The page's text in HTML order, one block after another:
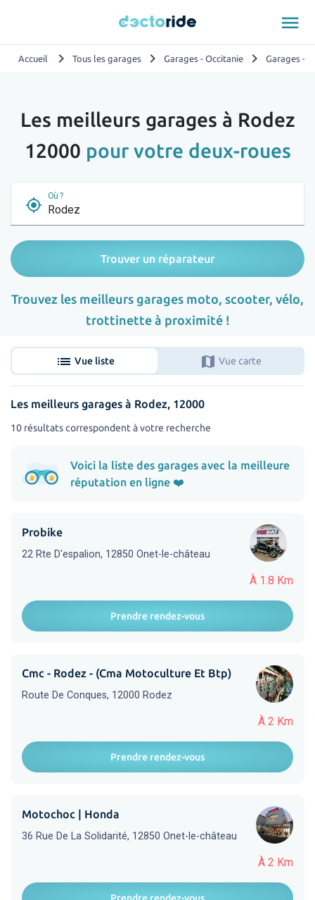
menu
Accueil chevron_right Tous les garages chevron_right Garages - Occitanie chevron_right Garages -
Les meilleurs garages à Rodez
12000 pour votre deux-roues
my_location
Où ?
Trouver un réparateur
Trouvez les meilleurs garages moto, scooter, vélo,
trottinette à proximité !
list Vue liste map Vue carte
Les meilleurs garages à Rodez, 12000
10 résultats correspondent à votre recherche
Voici la liste des garages avec la meilleure
réputation en ligne ❤️
À 1.8 Km
Probike
22 Rte D'espalion, 12850 Onet-le-château
Prendre rendez-vous
À 2 Km
Cmc - Rodez - (Cma Motoculture Et Btp)
Route De Conques, 12000 Rodez
Prendre rendez-vous
À 2 Km
Motochoc | Honda
36 Rue De La Solidarité, 12850 Onet-le-château